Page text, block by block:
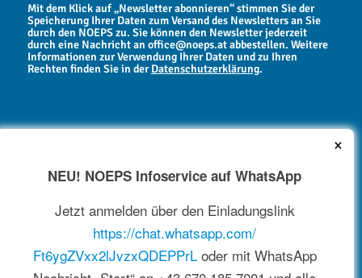
Mit dem Klick auf „Newsletter abonnieren“ stimmen Sie der
Speicherung Ihrer Daten zum Versand des Newsletters an Sie
durch den NOEPS zu. Sie können den Newsletter jederzeit
durch eine Nachricht an office@noeps.at abbestellen. Weitere
Informationen zur Verwendung Ihrer Daten und zu Ihren
Rechten finden Sie in derDatenschutzerklärung.
NEWSARCHIV
×
NEU! NOEPS Infoservice auf WhatsApp
Jetzt anmelden über den Einladungslink
https://chat.whatsapp.com/
Ft6ygZVxx2lJvzxQDEPPrLoder mit WhatsApp